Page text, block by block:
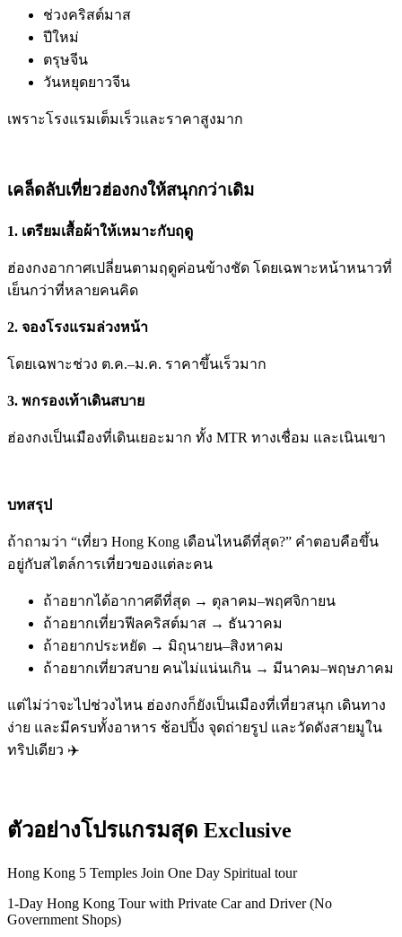
ช่วงคริสต์มาส
ปีใหม่
ตรุษจีน
วันหยุดยาวจีน
เพราะโรงแรมเต็มเร็วและราคาสูงมาก
เคล็ดลับเที่ยวฮ่องกงให้สนุกกว่าเดิม
1. เตรียมเสื้อผ้าให้เหมาะกับฤดู
ฮ่องกงอากาศเปลี่ยนตามฤดูค่อนข้างชัด โดยเฉพาะหน้าหนาวที่
เย็นกว่าที่หลายคนคิด
2. จองโรงแรมล่วงหน้า
โดยเฉพาะช่วง ต.ค.–ม.ค. ราคาขึ้นเร็วมาก
3. พกรองเท้าเดินสบาย
ฮ่องกงเป็นเมืองที่เดินเยอะมาก ทั้ง MTR ทางเชื่อม และเนินเขา
บทสรุป
ถ้าถามว่า “เที่ยว Hong Kong เดือนไหนดีที่สุด?” คำตอบคือขึ้น
อยู่กับสไตล์การเที่ยวของแต่ละคน
ถ้าอยากได้อากาศดีที่สุด → ตุลาคม–พฤศจิกายน
ถ้าอยากเที่ยวฟีลคริสต์มาส → ธันวาคม
ถ้าอยากประหยัด → มิถุนายน–สิงหาคม
ถ้าอยากเที่ยวสบาย คนไม่แน่นเกิน → มีนาคม–พฤษภาคม
แต่ไม่ว่าจะไปช่วงไหน ฮ่องกงก็ยังเป็นเมืองที่เที่ยวสนุก เดินทาง
ง่าย และมีครบทั้งอาหาร ช้อปปิ้ง จุดถ่ายรูป และวัดดังสายมูใน
ทริปเดียว ✈️
ตัวอย่างโปรแกรมสุด Exclusive
Hong Kong 5 Temples Join One Day Spiritual tour
1-Day Hong Kong Tour with Private Car and Driver (No
Government Shops)